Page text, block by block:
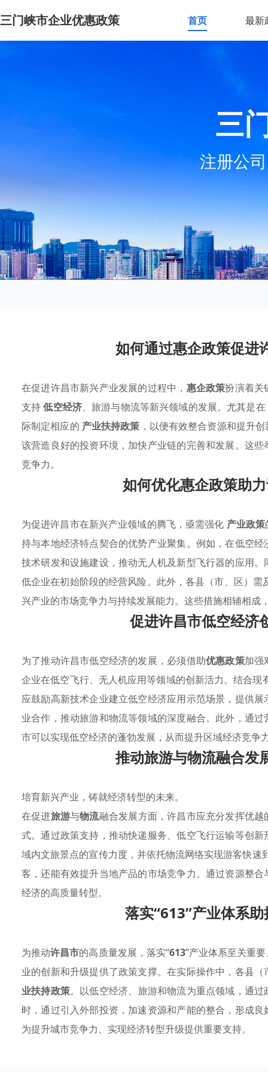
三门峡市企业优惠政策 首页 最新
三
注册公
如何通过惠企政策促进
在促进许昌市新兴产业发展的过程中， 惠企政策扮演着关
支持低空经济、旅游与物流等新兴领域的发展。尤其是在
际制定相应的 产业扶持政策 ，以便有效整合资源和提升
该营造良好的投资环境，加快产业链的完善和发展。这
竞争力。
如何优化惠企政策助
为促进许昌市在新兴产业领域的腾飞，亟需强化 产业政策
持与本地经济特点契合的优势产业聚集。例如，在低空
技术研发和设施建设，推动无人机及新型飞行器的应用
低企业在初始阶段的经营风险。此外，各县（市、区）需
兴产业的市场竞争力与持续发展能力。这些措施相辅相
促进许昌市低空经济
为了推动许昌市低空经济的发展，必须借助优惠政策加强
企业在低空飞行、无人机应用等领域的创新活力。结合
应鼓励高新技术企业建立低空经济应用示范场景，提供
业合作，推动旅游和物流等领域的深度融合。此外，通
市可以实现低空经济的蓬勃发展，从而提升区域经济竞争
推动旅游与物流融合发
培育新兴产业，铸就经济转型的未来。
在促进旅游与物流融合发展方面，许昌市应充分发挥优
式。通过政策支持，推动快递服务、低空飞行运输等创
域内文旅景点的宣传力度，并依托物流网络实现游客快
客，还能有效提升当地产品的市场竞争力。通过资源整
经济的高质量转型。
落实“613”产业体系
为推动许昌市的高质量发展，落实“613”产业体系至关重
业的创新和升级提供了政策支撑。在实际操作中，各县
业扶持政策。以低空经济、旅游和物流为重点领域，通
时，通过引入外部投资，加速资源和产能的整合，形成
为提升城市竞争力、实现经济转型升级提供重要支持。